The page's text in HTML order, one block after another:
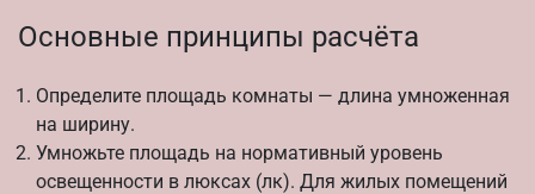
Основные принципы расчёта
Определите площадь комнаты — длина умноженная
на ширину.
Умножьте площадь на нормативный уровень
освещенности в люксах (лк). Для жилых помещений